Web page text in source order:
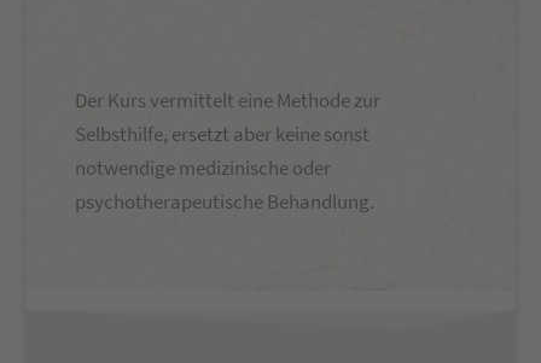
Der Kurs vermittelt eine Methode zur
Selbsthilfe, ersetzt aber keine sonst
notwendige medizinische oder
psychotherapeutische Behandlung.